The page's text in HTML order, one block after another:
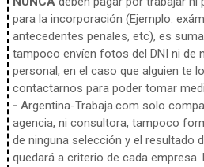
para la incorporación (Ejemplo:
antecedentes penales, etc), es
tampoco envíen fotos del DNI ni de
personal, en el caso que alguien te
contactarnos para poder tomar
- Argentina-Trabaja.com solo
agencia, ni consultora, tampoco
de ninguna selección y el resultado
quedará a criterio de cada